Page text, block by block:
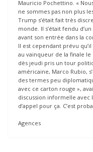
Mauricio Pochettino. «
ne sommes pas non plus
Trump s’était fait très
monde. Il s’était fendu
avant son entrée dans la
Il est cependant prévu
au vainqueur de la finale le
dès jeudi pris un tour
américaine, Marco Rubio,
des termes peu
avec ce carton rouge »,
discussion informelle avec
d’appel pour ça. C’est
Agences